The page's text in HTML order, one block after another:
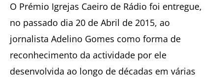
O Prémio Igrejas Caeiro de Rádio foi entregue,
no passado dia 20 de Abril de 2015, ao
jornalista Adelino Gomes como forma de
reconhecimento da actividade por ele
desenvolvida ao longo de décadas em várias